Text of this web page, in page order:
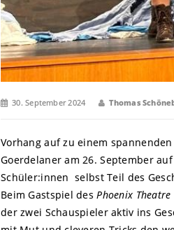
30. September 2024 Thomas
Vorhang auf zu einem
Goerdelaner am 26. September
Schüler:innen selbst Teil des
Beim Gastspiel desPhoenix Theatre
der zwei Schauspieler aktiv ins